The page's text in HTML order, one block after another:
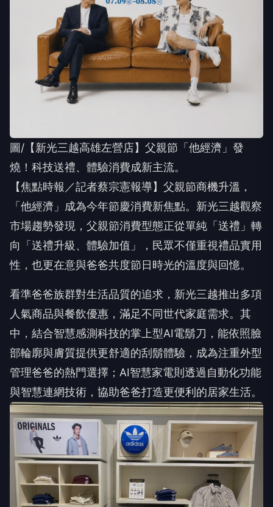
圖/【新光三越高雄左營店】父親節「他經濟」發
燒！科技送禮、體驗消費成新主流。
【焦點時報／記者蔡宗憲報導】父親節商機升溫，
「他經濟」成為今年節慶消費新焦點。新光三越觀察
市場趨勢發現，父親節消費型態正從單純「送禮」轉
向「送禮升級、體驗加值」，民眾不僅重視禮品實用
性，也更在意與爸爸共度節日時光的溫度與回憶。
看準爸爸族群對生活品質的追求，新光三越推出多項
人氣商品與餐飲優惠，滿足不同世代家庭需求。其
中，結合智慧感測科技的掌上型AI電鬍刀，能依照臉
部輪廓與膚質提供更舒適的刮鬍體驗，成為注重外型
管理爸爸的熱門選擇；AI智慧家電則透過自動化功能
與智慧連網技術，協助爸爸打造更便利的居家生活。